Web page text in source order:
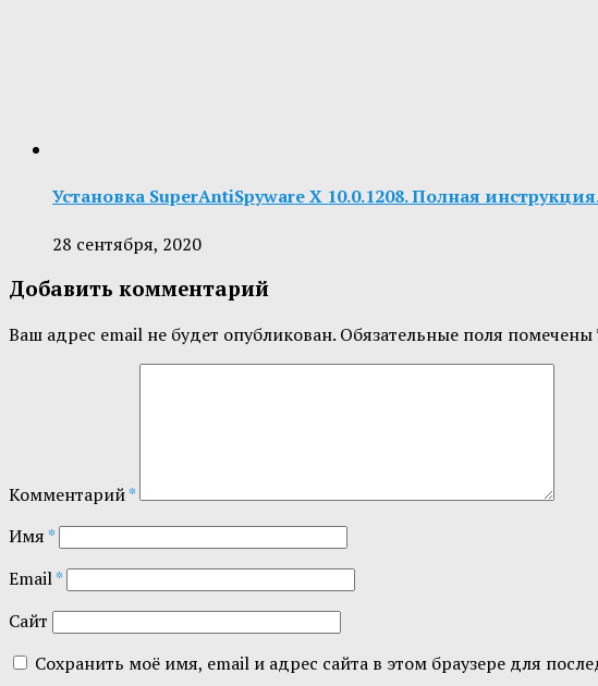
Установка SuperAntiSpyware X 10.0.1208. Полная
28 сентября, 2020
Добавить комментарий
Ваш адрес email не будет опубликован. Обязательные поля помечены
Комментарий*
Имя*
Email*
Сайт
Сохранить моё имя, email и адрес сайта в этом браузере для